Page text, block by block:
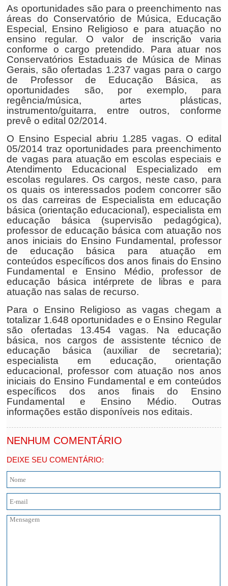
As oportunidades são para o preenchimento nas
áreas do Conservatório de Música, Educação
Especial, Ensino Religioso e para atuação no
ensino regular. O valor de inscrição varia
conforme o cargo pretendido. Para atuar nos
Conservatórios Estaduais de Música de Minas
Gerais, são ofertadas 1.237 vagas para o cargo
de Professor de Educação Básica, as
oportunidades são, por exemplo, para
regência/música, artes plásticas,
instrumento/guitarra, entre outros, conforme
prevê o edital 02/2014.
O Ensino Especial abriu 1.285 vagas. O edital
05/2014 traz oportunidades para preenchimento
de vagas para atuação em escolas especiais e
Atendimento Educacional Especializado em
escolas regulares. Os cargos, neste caso, para
os quais os interessados podem concorrer são
os das carreiras de Especialista em educação
básica (orientação educacional), especialista em
educação básica (supervisão pedagógica),
professor de educação básica com atuação nos
anos iniciais do Ensino Fundamental, professor
de educação básica para atuação em
conteúdos específicos dos anos finais do Ensino
Fundamental e Ensino Médio, professor de
educação básica intérprete de libras e para
atuação nas salas de recurso.
Para o Ensino Religioso as vagas chegam a
totalizar 1.648 oportunidades e o Ensino Regular
são ofertadas 13.454 vagas. Na educação
básica, nos cargos de assistente técnico de
educação básica (auxiliar de secretaria);
especialista em educação, orientação
educacional, professor com atuação nos anos
iniciais do Ensino Fundamental e em conteúdos
específicos dos anos finais do Ensino
Fundamental e Ensino Médio. Outras
informações estão disponíveis nos editais.
NENHUM COMENTÁRIO
DEIXE SEU COMENTÁRIO: